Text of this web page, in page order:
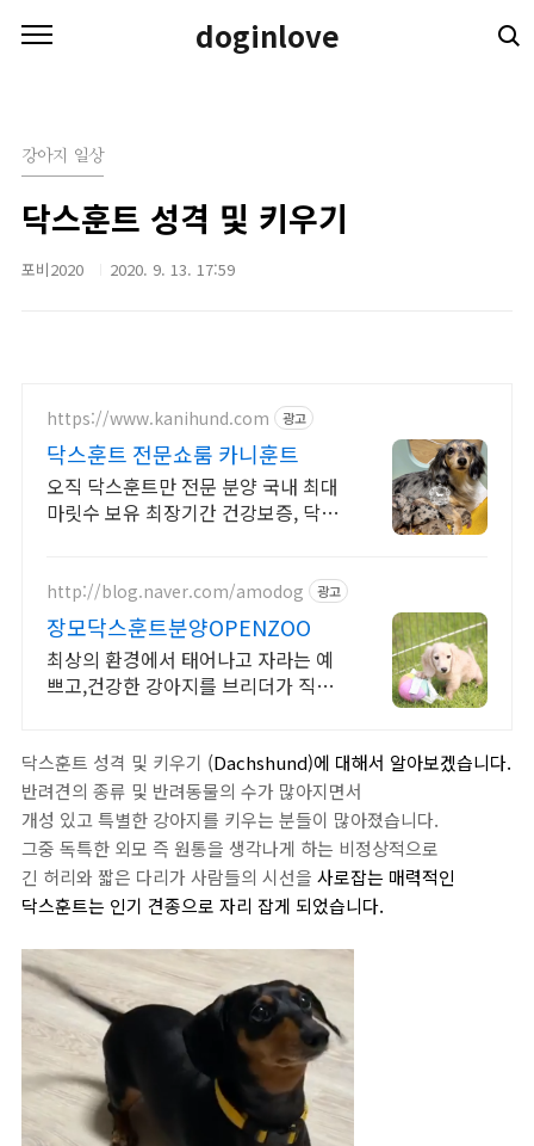
doginlove
강아지 일상
닥스훈트 성격 및 키우기
포비2020 2020. 9. 13. 17:59
https://www.kanihund.com 광고
닥스훈트 전문쇼룸 카니훈트
오직 닥스훈트만 전문 분양 국내 최대
마릿수 보유 최장기간 건강보증, 닥스
http://blog.naver.com/amodog 광고
장모닥스훈트분양OPENZOO
최상의 환경에서 태어나고 자라는 예
쁘고,건강한 강아지를 브리더가 직접
닥스훈트 성격 및 키우기 (Dachshund)에 대해서 알아보겠습니다.
반려견의 종류 및 반려동물의 수가 많아지면서
개성 있고 특별한 강아지를 키우는 분들이 많아졌습니다.
그중 독특한 외모 즉 원통을 생각나게 하는 비정상적으로
긴 허리와 짧은 다리가 사람들의 시선을 사로잡는 매력적인
닥스훈트는 인기 견종으로 자리 잡게 되었습니다.